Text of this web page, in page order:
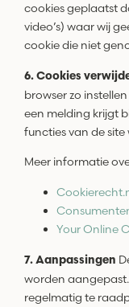
cookies geplaatst
video’s) waar wij
cookie die niet
6. Cookies
browser zo
een melding krijgt
functies van de
Meer informatie
Your Online
7. Aanpassingen
worden
regelmatig te